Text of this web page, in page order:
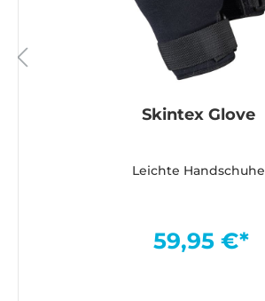
Skintex Glove
Leichte Handschuhe
59,95 €*